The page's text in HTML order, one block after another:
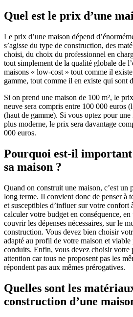
Quel est le prix d’une
Le prix d’une maison dépend
s’agisse du type de construction, des
choisi, du choix du professionnel en
tout simplement de la qualité globale de
maisons « low-cost » tout comme il
gamme, tout comme il en existe qui sont
Si on prend une maison de 100 m², le
neuve sera compris entre 100 000 euros
(haut de gamme). Si vous optez pour
plus moderne, le prix sera davantage
000 euros.
Pourquoi est-il
sa maison ?
Quand on construit une maison, c’est un
long terme. Il convient donc de penser à
et susceptibles d’influer sur votre confort
calculer votre budget en conséquence,
couvrir les dépenses nécessaires, sur le
construction. Vous devez bien choisir
adapté au profil de votre maison et viable
conduits. Enfin, vous devez choisir votre
attention car tous ne proposent pas les
répondent pas aux mêmes prérogatives.
Quelles sont les
construction d’une